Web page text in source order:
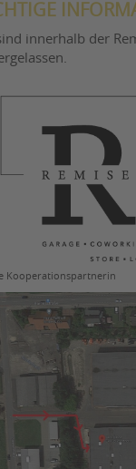
innerhalb der
Kooperationspartnerin